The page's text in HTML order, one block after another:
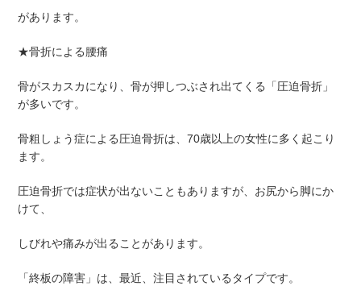
があります。
★骨折による腰痛
骨がスカスカになり、骨が押しつぶされ出てくる「圧迫骨折」
が多いです。
骨粗しょう症による圧迫骨折は、70歳以上の女性に多く起こり
ます。
圧迫骨折では症状が出ないこともありますが、お尻から脚にか
けて、
しびれや痛みが出ることがあります。
「終板の障害」は、最近、注目されているタイプです。